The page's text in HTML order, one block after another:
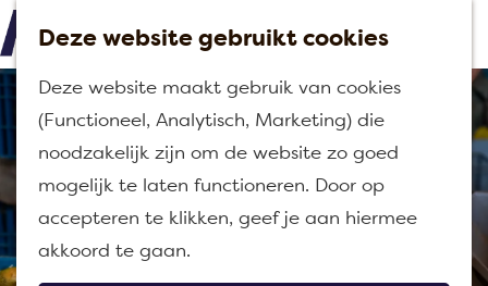
Deze website gebruikt cookies
Deze website maakt gebruik van cookies
(Functioneel, Analytisch, Marketing) die
noodzakelijk zijn om de website zo goed
mogelijk te laten functioneren. Door op
accepteren te klikken, geef je aan hiermee
akkoord te gaan.
G
a
n
a
a
r
d
e
n
u